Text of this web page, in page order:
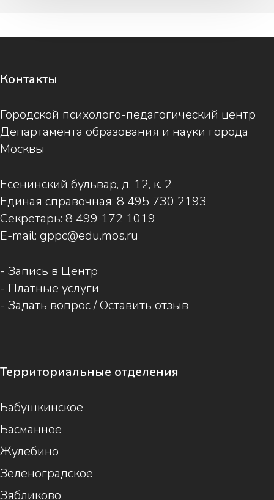
Контакты
Городской психолого-педагогический центр
Департамента образования и науки города
Москвы
Есенинский бульвар, д. 12, к. 2
Единая справочная: 8 495 730 2193
Секретарь: 8 499 172 1019
E-mail: gppc@edu.mos.ru
- Запись в Центр
- Платные услуги
- Задать вопрос / Оставить отзыв
Территориальные отделения
Бабушкинское
Басманное
Жулебино
Зеленоградское
Зябликово